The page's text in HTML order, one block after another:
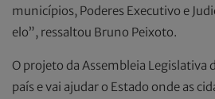
municípios, Poderes Executivo e
elo”, ressaltou Bruno Peixoto.
O projeto da Assembleia Legislativa
país e vai ajudar o Estado onde as